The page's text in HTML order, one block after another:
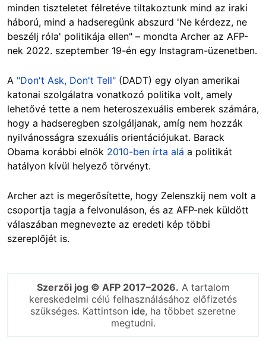
minden tiszteletet félretéve tiltakoztunk mind az iraki
háború, mind a hadseregünk abszurd 'Ne kérdezz, ne
beszélj róla' politikája ellen" – mondta Archer az AFP-
nek 2022. szeptember 19-én egy Instagram-üzenetben.
A "Don't Ask, Don't Tell" (DADT) egy olyan amerikai
katonai szolgálatra vonatkozó politika volt, amely
lehetővé tette a nem heteroszexuális emberek számára,
hogy a hadseregben szolgáljanak, amíg nem hozzák
nyilvánosságra szexuális orientációjukat. Barack
Obama korábbi elnök 2010-ben írta alá a politikát
hatályon kívül helyező törvényt.
Archer azt is megerősítette, hogy Zelenszkij nem volt a
csoportja tagja a felvonuláson, és az AFP-nek küldött
válaszában megnevezte az eredeti kép többi
szereplőjét is.
Szerzői jog © AFP 2017–2026. A tartalom
kereskedelmi célú felhasználásához előfizetés
szükséges. Kattintson ide, ha többet szeretne
megtudni.